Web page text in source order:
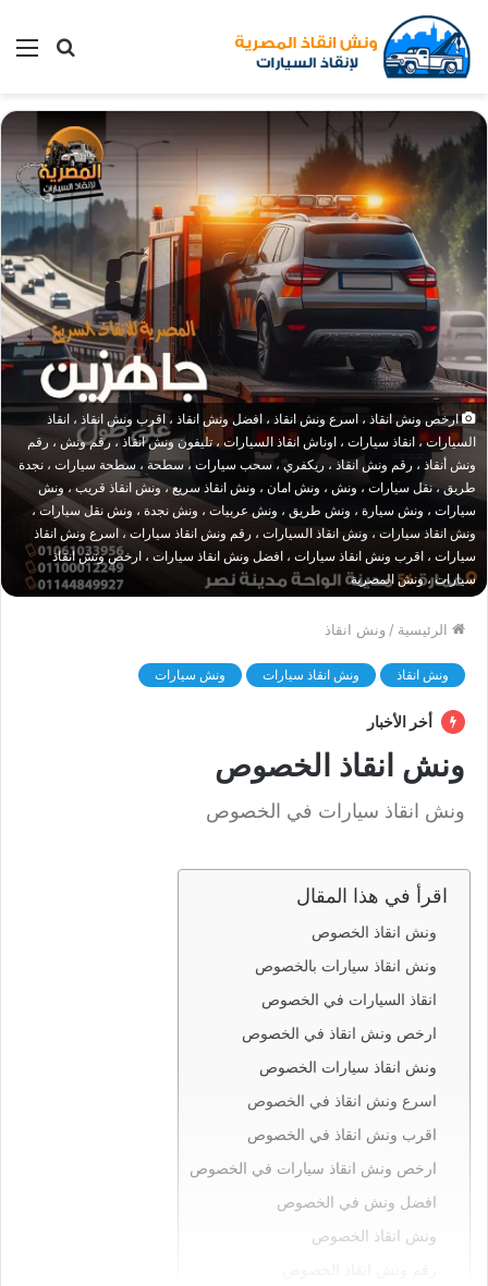
بحث
ارخص ونش انقاذ ، اسرع ونش انقاذ ، افضل ونش انقاذ ، اقرب ونش انقاذ ، انقاذ
السيارات ، انقاذ سيارات ، اوناش انقاذ السيارات ، تليفون ونش انقاذ ، رقم ونش ، رقم
ونش أنقاذ ، رقم ونش انقاذ ، ريكفري ، سحب سيارات ، سطحة ، سطحة سيارات ، نجدة
طريق ، نقل سيارات ، ونش ، ونش امان ، ونش انقاذ سريع ، ونش انقاذ قريب ، ونش
سيارات ، ونش سيارة ، ونش طريق ، ونش عربيات ، ونش نجدة ، ونش نقل سيارات ،
ونش انقاذ سيارات ، ونش انقاذ السيارات ، رقم ونش انقاذ سيارات ، اسرع ونش انقاذ
سيارات ، اقرب ونش انقاذ سيارات ، افضل ونش انقاذ سيارات ، ارخص ونش انقاذ
سيارات ، ونش المصرية
الرئيسية / ونش انقاذ
ونش انقاذ ونش انقاذ سيارات ونش سيارات
أخر الأخبار
ونش انقاذ الخصوص
ونش انقاذ سيارات في الخصوص
اقرأ في هذا المقال
ونش انقاذ الخصوص
ونش انقاذ سيارات بالخصوص
انقاذ السيارات في الخصوص
ارخص ونش انقاذ في الخصوص
ونش انقاذ سيارات الخصوص
اسرع ونش انقاذ في الخصوص
اقرب ونش انقاذ في الخصوص
ارخص ونش انقاذ سيارات في الخصوص
افضل ونش في الخصوص
ونش انقاذ الخصوص